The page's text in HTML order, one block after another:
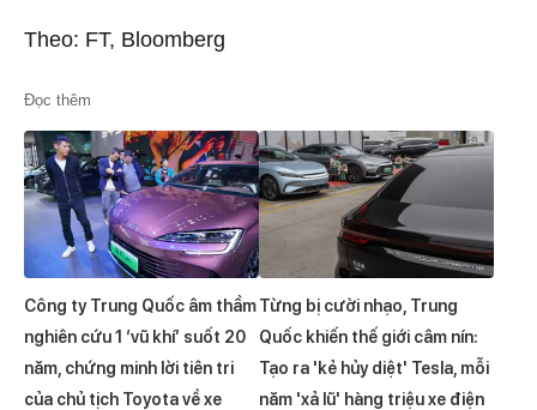
Theo: FT, Bloomberg
Đọc thêm
Công ty Trung Quốc âm thầm
nghiên cứu 1 ‘vũ khí’ suốt 20
năm, chứng minh lời tiên tri
của chủ tịch Toyota về xe
Từng bị cười nhạo, Trung
Quốc khiến thế giới câm nín:
Tạo ra 'kẻ hủy diệt' Tesla, mỗi
năm 'xả lũ' hàng triệu xe điện